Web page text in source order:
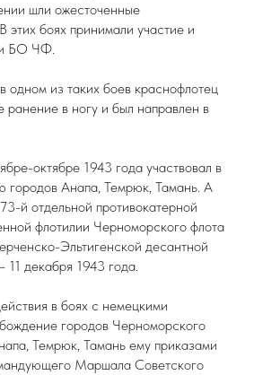
шли ожесточенные
этих боях принимали участие и
БО ЧФ.
одном из таких боев краснофлотец
ранение в ногу и был направлен в
октябре 1943 года участвовал в
городов Анапа, Темрюк, Тамань. А
й отдельной противокатерной
флотилии Черноморского флота
Эльтигенской десантной
11 декабря 1943 года.
в боях с немецкими
городов Черноморского
Темрюк, Тамань ему приказами
Маршала Советского